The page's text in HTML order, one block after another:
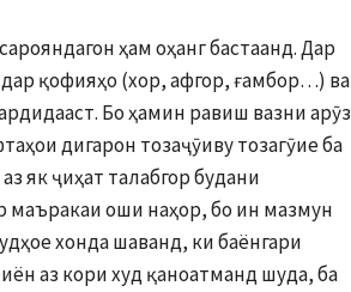
ҳам оҳанг бастаанд. Дар
қофияҳо (хор, афгор, ғамбор…) ва
Бо ҳамин равиш вазни арӯз
дигарон тозаҷӯиву тозагӯие ба
як ҷиҳат талабгор будани
маъракаи оши наҳор, бо ин мазмун
хонда шаванд, ки баёнгари
аз кори худ қаноатманд шуда, ба